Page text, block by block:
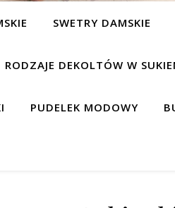
SWETRY DAMSKIE
RODZAJE DEKOLTÓW W
PUDELEK MODOWY